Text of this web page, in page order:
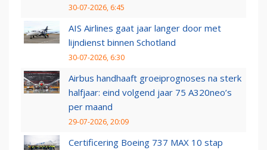
30-07-2026, 6:45
AIS Airlines gaat jaar langer door met
lijndienst binnen Schotland
30-07-2026, 6:30
Airbus handhaaft groeiprognoses na sterk
halfjaar: eind volgend jaar 75 A320neo’s
per maand
29-07-2026, 20:09
Certificering Boeing 737 MAX 10 stap